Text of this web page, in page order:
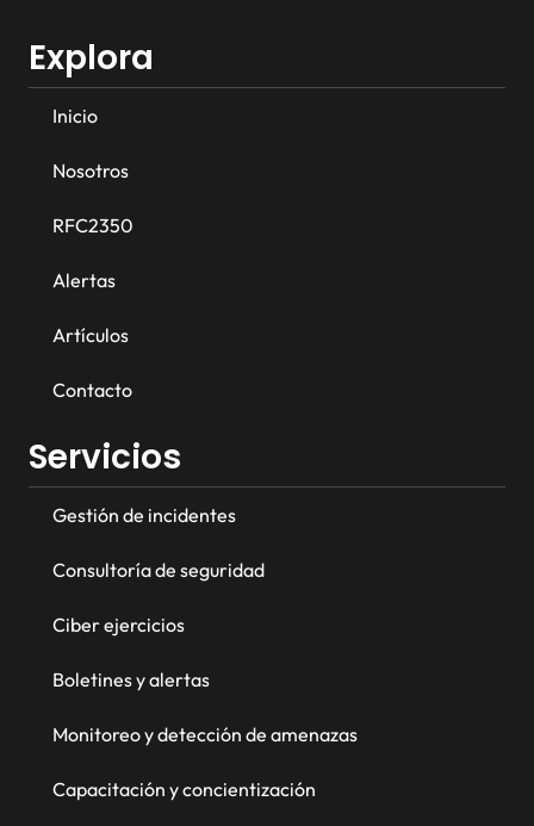
Explora
Inicio
Nosotros
RFC2350
Alertas
Artículos
Contacto
Servicios
Gestión de incidentes
Consultoría de seguridad
Ciber ejercicios
Boletines y alertas
Monitoreo y detección de amenazas
Capacitación y concientización